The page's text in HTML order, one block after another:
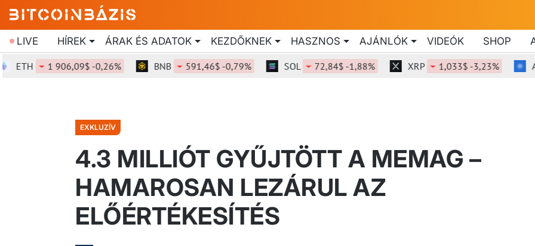
LIVE HÍREK ÁRAK ÉS ADATOK KEZDŐKNEK HASZNOS AJÁNLÓK VIDEÓK SHOP
1 906,09$ -0,26% BNB 591,46$ -0,79% SOL 72,84$ -1,88% XRP 1,033$ -3,23% ADA
EXKLUZÍV
4.3 MILLIÓT GYŰJTÖTT A MEMAG –
HAMAROSAN LEZÁRUL AZ
ELŐÉRTÉKESÍTÉS